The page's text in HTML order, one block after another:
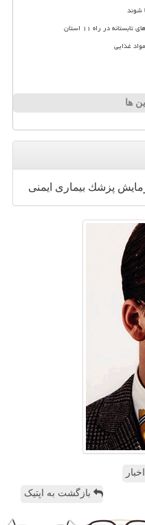
شوند
غذایی
ها
پزشك بیماری ایمنی
بازگشت به اپتیک